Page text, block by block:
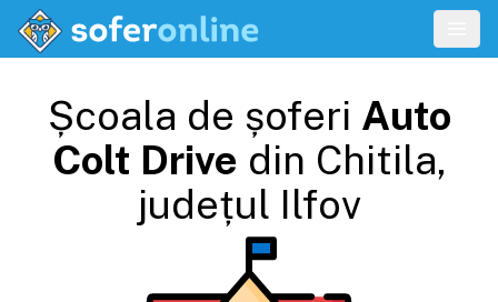
Școala de șoferi Auto
Colt Drive din Chitila,
județul Ilfov